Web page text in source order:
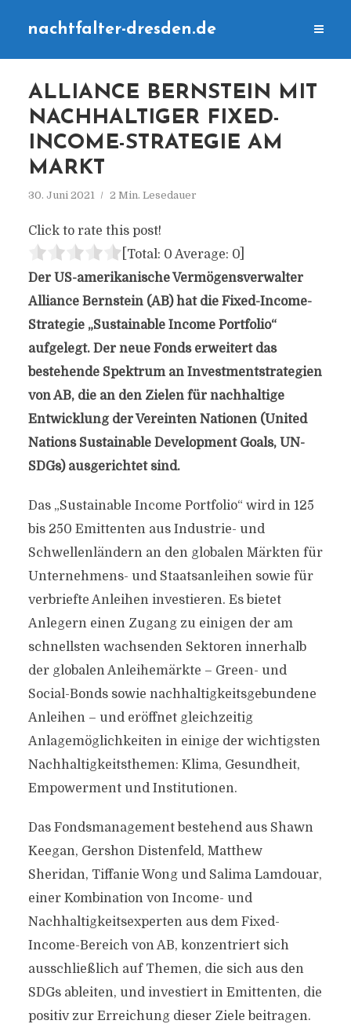
nachtfalter-dresden.de
ALLIANCE BERNSTEIN MIT
NACHHALTIGER FIXED-
INCOME-STRATEGIE AM
MARKT
30. Juni 2021 2 Min. Lesedauer
Click to rate this post!
[Total: 0 Average: 0]
Der US-amerikanische Vermögensverwalter
Alliance Bernstein (AB) hat die Fixed-Income-
Strategie „Sustainable Income Portfolio“
aufgelegt. Der neue Fonds erweitert das
bestehende Spektrum an Investmentstrategien
von AB, die an den Zielen für nachhaltige
Entwicklung der Vereinten Nationen (United
Nations Sustainable Development Goals, UN-
SDGs) ausgerichtet sind.
Das „Sustainable Income Portfolio“ wird in 125
bis 250 Emittenten aus Industrie- und
Schwellenländern an den globalen Märkten für
Unternehmens- und Staatsanleihen sowie für
verbriefte Anleihen investieren. Es bietet
Anlegern einen Zugang zu einigen der am
schnellsten wachsenden Sektoren innerhalb
der globalen Anleihemärkte – Green- und
Social-Bonds sowie nachhaltigkeitsgebundene
Anleihen – und eröffnet gleichzeitig
Anlagemöglichkeiten in einige der wichtigsten
Nachhaltigkeitsthemen: Klima, Gesundheit,
Empowerment und Institutionen.
Das Fondsmanagement bestehend aus Shawn
Keegan, Gershon Distenfeld, Matthew
Sheridan, Tiffanie Wong und Salima Lamdouar,
einer Kombination von Income- und
Nachhaltigkeitsexperten aus dem Fixed-
Income-Bereich von AB, konzentriert sich
ausschließlich auf Themen, die sich aus den
SDGs ableiten, und investiert in Emittenten, die
positiv zur Erreichung dieser Ziele beitragen.